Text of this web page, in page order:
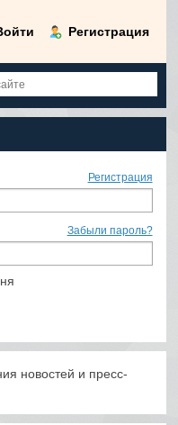
Регистрация
Регистрация
Забыли пароль?
новостей и пресс-